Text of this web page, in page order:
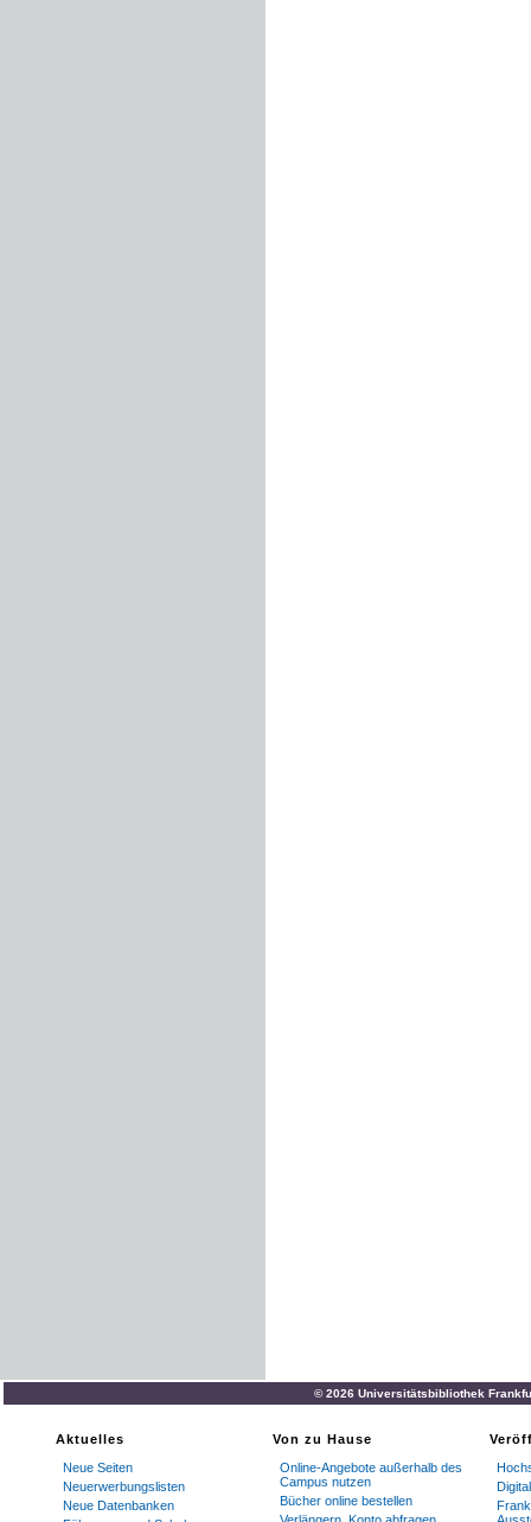
© 2026 Universitätsbibliothek
Aktuelles
Neue Seiten
Neuerwerbungslisten
Neue Datenbanken
Von zu Hause
Online-Angebote außerhalb des
Campus nutzen
Bücher online bestellen